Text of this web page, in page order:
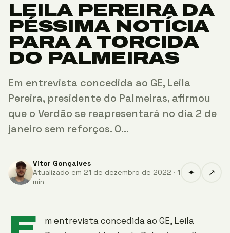
LEILA PEREIRA DA
PÉSSIMA NOTÍCIA
PARA A TORCIDA
DO PALMEIRAS
Em entrevista concedida ao GE, Leila
Pereira, presidente do Palmeiras, afirmou
que o Verdão se reapresentará no dia 2 de
janeiro sem reforços. O…
Vitor Gonçalves
Atualizado em 21 de dezembro de 2022 · 1
min
✦ ↗
m entrevista concedida ao GE, Leila